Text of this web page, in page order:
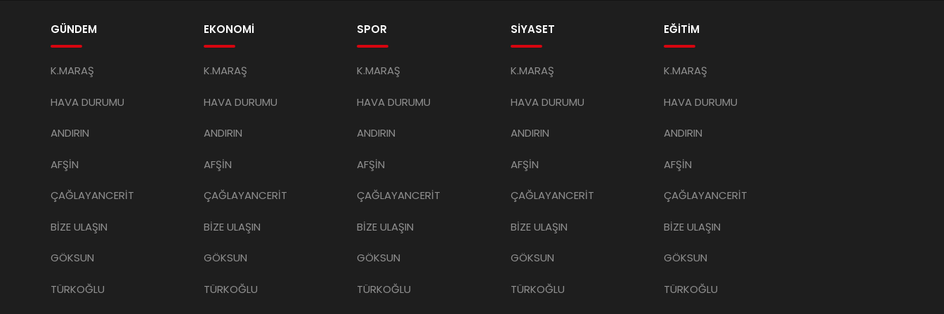
GÜNDEM
K.MARAŞ
HAVA DURUMU
ANDIRIN
AFŞİN
ÇAĞLAYANCERİT
BİZE ULAŞIN
GÖKSUN
TÜRKOĞLU
EKONOMİ
K.MARAŞ
HAVA DURUMU
ANDIRIN
AFŞİN
ÇAĞLAYANCERİT
BİZE ULAŞIN
GÖKSUN
TÜRKOĞLU
SPOR
K.MARAŞ
HAVA DURUMU
ANDIRIN
AFŞİN
ÇAĞLAYANCERİT
BİZE ULAŞIN
GÖKSUN
TÜRKOĞLU
SİYASET
K.MARAŞ
HAVA DURUMU
ANDIRIN
AFŞİN
ÇAĞLAYANCERİT
BİZE ULAŞIN
GÖKSUN
TÜRKOĞLU
EĞİTİM
K.MARAŞ
HAVA DURUMU
ANDIRIN
AFŞİN
ÇAĞLAYANCERİT
BİZE ULAŞIN
GÖKSUN
TÜRKOĞLU